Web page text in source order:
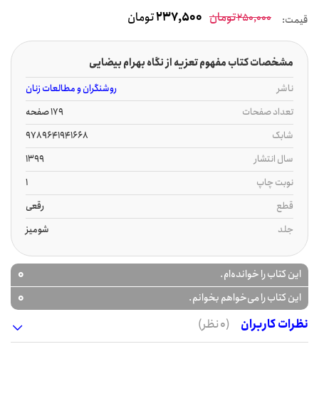
قیمت: 250,000تومان 237,500تومان
مشخصات کتاب مفهوم تعزیه از نگاه بهرام بیضایی
ناشر
روشنگران و مطالعات زنان
تعداد صفحات
179 صفحه
شابک
9789641941668
سال انتشار
1399
نوبت چاپ
1
قطع
رقعی
جلد
شومیز
این کتاب را خوانده‌ام. 0
این کتاب را می‌خواهم بخوانم.
0
نظرات کاربران
(0 نظر)